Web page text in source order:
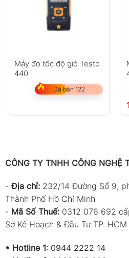
Máy đo tốc độ gió Testo
440
Đã bán 122
CÔNG TY TNHH CÔNG NGHỆ
-Địa chỉ: 232/14 Đường Số 9,
Thành Phố Hồ Chí Minh
- Mã Số Thuế: 0312 076 692
Sở Kế Hoạch & Đầu Tư TP. HCM
• Hotline 1: 0944 2222 14